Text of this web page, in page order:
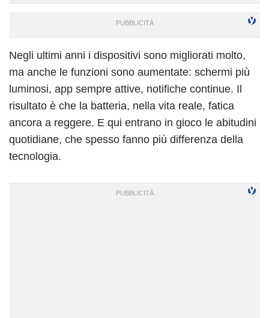
Negli ultimi anni i dispositivi sono migliorati molto,
ma anche le funzioni sono aumentate: schermi più
luminosi, app sempre attive, notifiche continue. Il
risultato è che la batteria, nella vita reale, fatica
ancora a reggere. E qui entrano in gioco le abitudini
quotidiane, che spesso fanno più differenza della
tecnologia.